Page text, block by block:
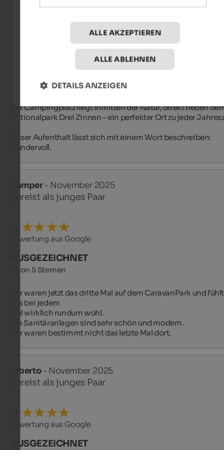
komfortablen und tadellos gepflegten Stellplatz vor. Die
modern und zweifellos die besten, die wir in all den Jahren
unseren Campingreisen durch Europa erlebt haben.
Der Wellnessbereich ist wunderbar: nicht riesig, aber mit
Liebe zum Detail gepflegt und unglaublich entspannend.
ist fast schon mit einem Michelin-Stern vergleichbar.
Der Campingplatz liegt inmitten der Natur, direkt neben
Nationalpark Drei Zinnen – ein perfekter Ort zu jeder
Unser Aufenthalt lässt sich mit einem Wort beschreiben:
wundervoll.
Camper- November 2025
gereist als junges Paar
Bewertung aus Google
AUSGEZEICHNET
5 von 5 Sternen
Wir waren jetzt das dritte Mal auf dem CaravanPark und
uns bei jedem
Mal wirklich rundum wohl.
Die Sanitäranlagen sind sehr schön und modern.
Wir waren bestimmt nicht das letzte Mal dort.
Alberto- November 2025
gereist als junges Paar
Bewertung aus Google
AUSGEZEICHNET
ALLE AKZEPTIEREN
ALLE ABLEHNEN
DETAILS ANZEIGEN